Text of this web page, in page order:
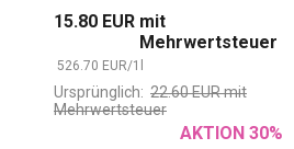
15.80 EUR mit
Mehrwertsteuer
526.70 EUR/1
Ursprünglich: 22.60EURmit
Mehrwertsteuer
AKTION 30%